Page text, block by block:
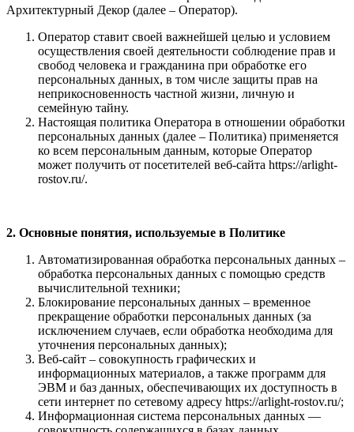
Архитектурный Декор (далее – Оператор).
Оператор ставит своей важнейшей целью и условием
осуществления своей деятельности соблюдение прав и
свобод человека и гражданина при обработке его
персональных данных, в том числе защиты прав на
неприкосновенность частной жизни, личную и
семейную тайну.
Настоящая политика Оператора в отношении обработки
персональных данных (далее – Политика) применяется
ко всем персональным данным, которые Оператор
может получить от посетителей веб-сайта https://arlight-
rostov.ru/.
2. Основные понятия, используемые в Политике
Автоматизированная обработка персональных данных –
обработка персональных данных с помощью средств
вычислительной техники;
Блокирование персональных данных – временное
прекращение обработки персональных данных (за
исключением случаев, если обработка необходима для
уточнения персональных данных);
Веб-сайт – совокупность графических и
информационных материалов, а также программ для
ЭВМ и баз данных, обеспечивающих их доступность в
сети интернет по сетевому адресу https://arlight-rostov.ru/;
Информационная система персональных данных —